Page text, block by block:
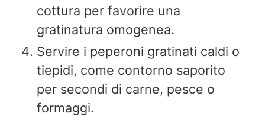
cottura per favorire una
gratinatura omogenea.
Servire i peperoni gratinati caldi o
tiepidi, come contorno saporito
per secondi di carne, pesce o
formaggi.